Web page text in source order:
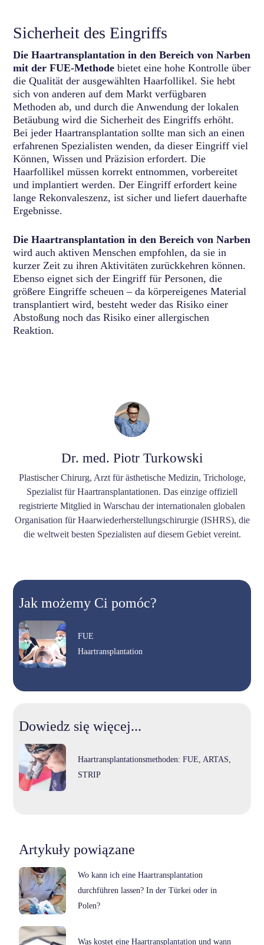
Sicherheit des Eingriffs
Die Haartransplantation in den Bereich von Narben
mit der FUE-Methode bietet eine hohe Kontrolle über
die Qualität der ausgewählten Haarfollikel. Sie hebt
sich von anderen auf dem Markt verfügbaren
Methoden ab, und durch die Anwendung der lokalen
Betäubung wird die Sicherheit des Eingriffs erhöht.
Bei jeder Haartransplantation sollte man sich an einen
erfahrenen Spezialisten wenden, da dieser Eingriff viel
Können, Wissen und Präzision erfordert. Die
Haarfollikel müssen korrekt entnommen, vorbereitet
und implantiert werden. Der Eingriff erfordert keine
lange Rekonvaleszenz, ist sicher und liefert dauerhafte
Ergebnisse.
Die Haartransplantation in den Bereich von Narben
wird auch aktiven Menschen empfohlen, da sie in
kurzer Zeit zu ihren Aktivitäten zurückkehren können.
Ebenso eignet sich der Eingriff für Personen, die
größere Eingriffe scheuen – da körpereigenes Material
transplantiert wird, besteht weder das Risiko einer
Abstoßung noch das Risiko einer allergischen
Reaktion.
Dr. med. Piotr Turkowski
Plastischer Chirurg, Arzt für ästhetische Medizin, Trichologe,
Spezialist für Haartransplantationen. Das einzige offiziell
registrierte Mitglied in Warschau der internationalen globalen
Organisation für Haarwiederherstellungschirurgie (ISHRS), die
die weltweit besten Spezialisten auf diesem Gebiet vereint.
Jak możemy Ci pomóc?
FUE
Haartransplantation
Dowiedz się więcej...
Haartransplantationsmethoden: FUE, ARTAS,
STRIP
Artykuły powiązane
Wo kann ich eine Haartransplantation
durchführen lassen? In der Türkei oder in
Polen?
Was kostet eine Haartransplantation und wann